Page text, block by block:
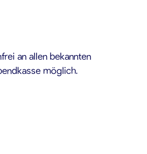
an allen bekannten
möglich.